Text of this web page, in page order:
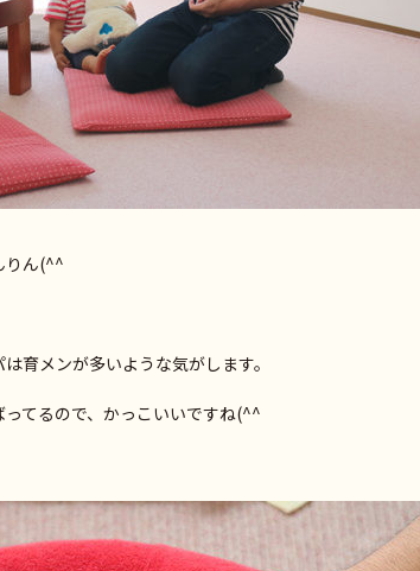
りん(^^
育メンが多いような気がします。
てるので、かっこいいですね(^^